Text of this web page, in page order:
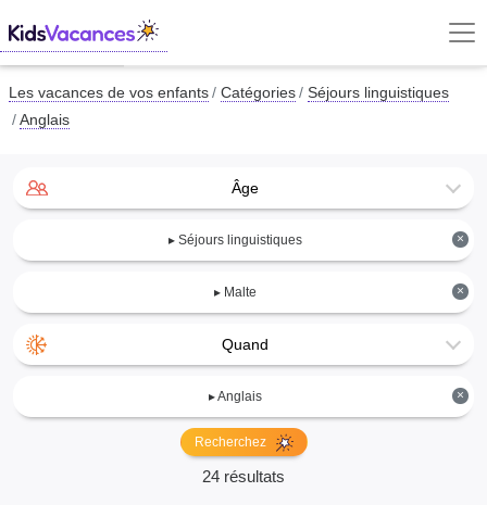
Les vacances de vos enfants Catégories
Séjours linguistiques
Anglais
Âge
×
▸ Séjours linguistiques
×
▸ Malte
Quand
×
▸ Anglais
Recherchez
24 résultats